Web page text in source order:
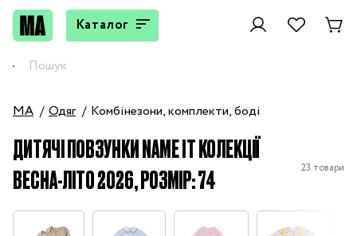
Каталог
MA Одяг Комбінезони, комплекти, боді
ДИТЯЧІ ПОВЗУНКИ NAME IT КОЛЕКЦІЇ
ВЕСНА-ЛІТО 2026, РОЗМІР: 74
23 товари